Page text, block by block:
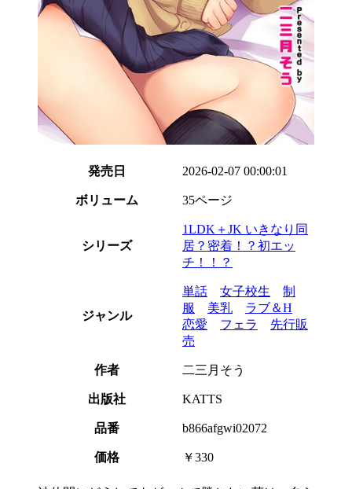
発売日 2026-02-07 00:00:01
ボリューム 35ページ
シリーズ
1LDK＋JK いきなり同
居？密着！？初エッ
チ！！？
ジャンル
単話 女子校生
制
服
美乳
ラブ＆H
恋愛
フェラ
先行販
売
作者 二三月そう
出版社 KATTS
品番 b866afgwi02072
価格 ￥330